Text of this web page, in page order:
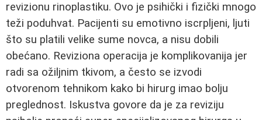
revizionu rinoplastiku. Ovo je psihički i fizički mnogo
teži poduhvat. Pacijenti su emotivno iscrpljeni, ljuti
što su platili velike sume novca, a nisu dobili
obećano. Reviziona operacija je komplikovanija jer
radi sa ožiljnim tkivom, a često se izvodi
otvorenom tehnikom kako bi hirurg imao bolju
preglednost. Iskustva govore da je za reviziju